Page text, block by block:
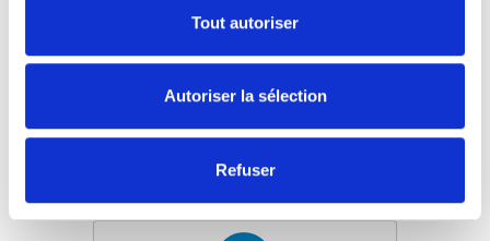
Tout autoriser
Autoriser la sélection
Refuser
Prenez contact avec le distributeur le
démonstration.